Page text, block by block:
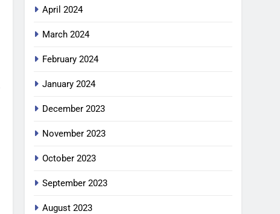
April 2024
March 2024
February 2024
January 2024
December 2023
November 2023
October 2023
September 2023
August 2023